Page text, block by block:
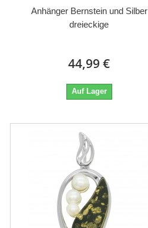
Anhänger Bernstein und Silber
dreieckige
44,99 €
Auf Lager